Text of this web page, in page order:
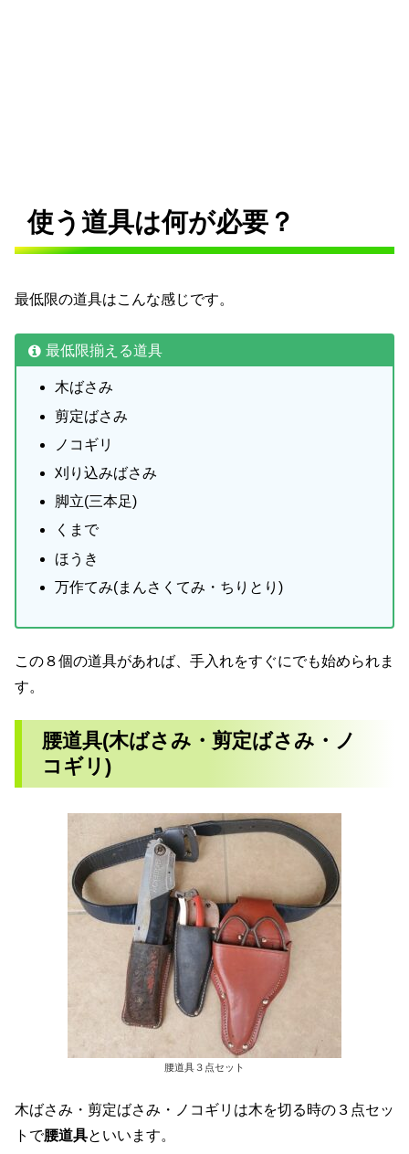
使う道具は何が必要？
最低限の道具はこんな感じです。
最低限揃える道具
木ばさみ
剪定ばさみ
ノコギリ
刈り込みばさみ
脚立(三本足)
くまで
ほうき
万作てみ(まんさくてみ・ちりとり)
この８個の道具があれば、手入れをすぐにでも始められま
す。
腰道具(木ばさみ・剪定ばさみ・ノ
コギリ)
腰道具３点セット
木ばさみ・剪定ばさみ・ノコギリは木を切る時の３点セッ
トで腰道具といいます。